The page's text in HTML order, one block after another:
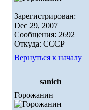
Зарегистрирован:
Dec 29, 2007
Сообщения: 2692
Откуда: СССР
Вернуться к началу
sanich
Горожанин